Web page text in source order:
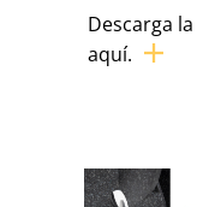
Descarga
aquí.